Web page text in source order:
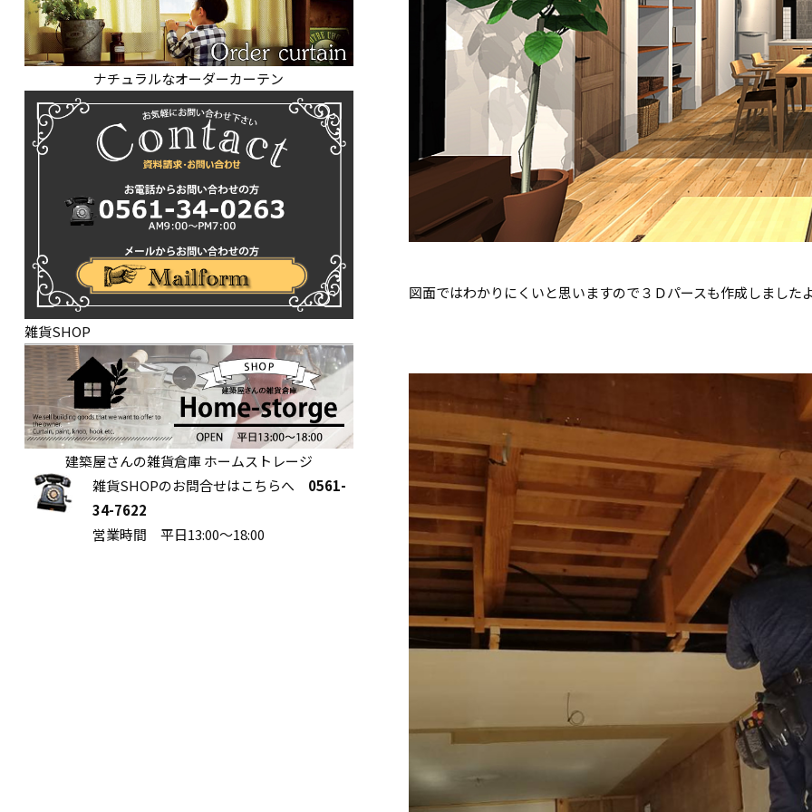
図面ではわかりにくいと思いますので３Ｄパースも作成しました
ナチュラルなオーダーカーテン
雑貨SHOP
建築屋さんの雑貨倉庫 ホームストレージ
雑貨SHOPのお問合せはこちらへ 0561-
34-7622
営業時間 平日13:00～18:00